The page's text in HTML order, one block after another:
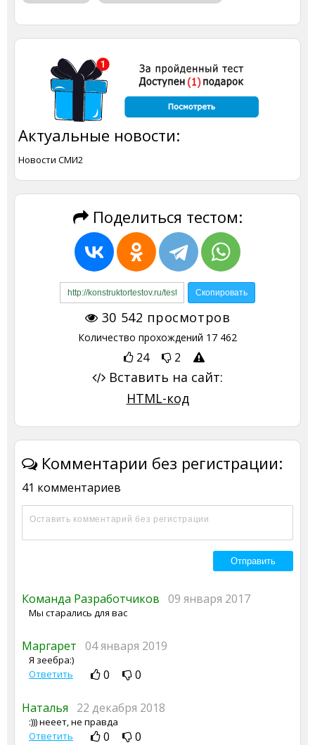
Актуальные новости:
Новости СМИ2
Поделиться тестом:
30 542 просмотров
Количество прохождений 17 462
24 2
Вставить на сайт:
HTML-код
Комментарии без регистрации:
41 комментариев
Команда Разработчиков 09 января 2017
Мы старались для вас
Маргарет 04 января 2019
Я зеебра:)
Ответить
0 0
Наталья 22 декабря 2018
:))) нееет, не правда
Ответить
0 0